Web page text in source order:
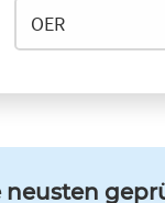
neusten